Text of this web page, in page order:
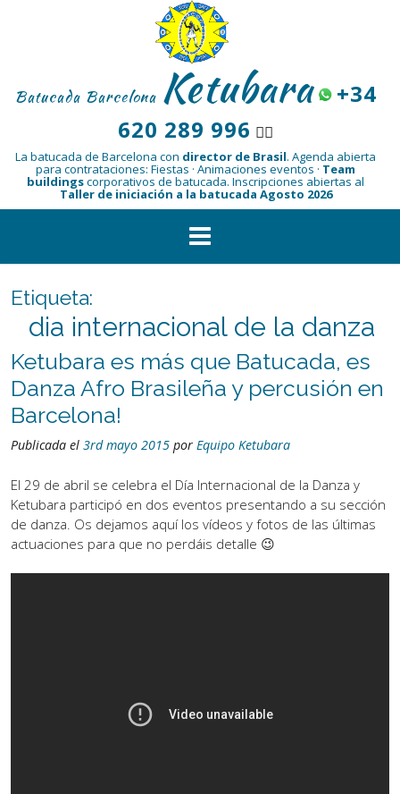
Batucada Barcelona Ketubara
+34
620 289 996 👆🏾
La batucada de Barcelona con director de Brasil. Agenda abierta
para contrataciones: Fiestas · Animaciones eventos · Team
buildingscorporativos de batucada. Inscripciones abiertas al
Taller de iniciación a la batucada Agosto 2026
Etiqueta:
dia internacional de la danza
Ketubara es más que Batucada, es
Danza Afro Brasileña y percusión en
Barcelona!
Publicada el 3rd mayo 2015 por Equipo Ketubara
El 29 de abril se celebra el Día Internacional de la Danza y
Ketubara participó en dos eventos presentando a su sección
de danza. Os dejamos aquí los vídeos y fotos de las últimas
actuaciones para que no perdáis detalle 😉